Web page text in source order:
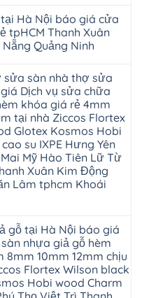
Hà Nội báo giá cửa
tpHCM Thanh Xuân
Quảng Ninh
sàn nhà thợ sửa
Dịch vụ sửa chữa
khóa giá rẻ 4mm
tại nhà Ziccos Flortex
Glotex Kosmos Hobi
su IXPE Hưng Yên
Mỹ Hào Tiên Lữ Từ
Xuân Kim Động
Lâm tphcm Khoái
gỗ tại Hà Nội báo giá
nhựa giả gỗ hèm
10mm 12mm chịu
Flortex Wilson black
Hobi wood Charm